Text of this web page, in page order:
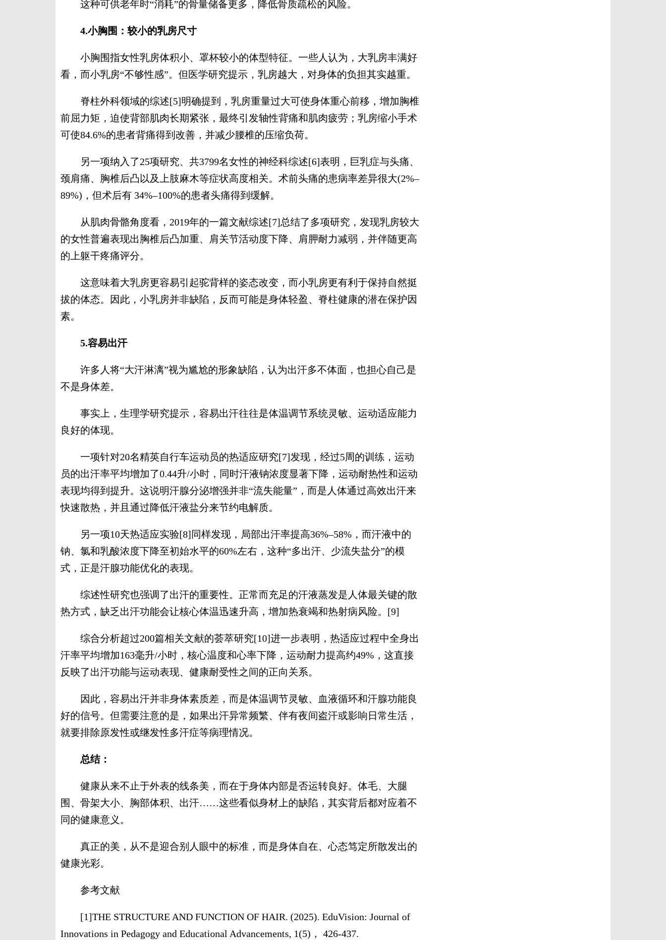
这种可供老年时“消耗”的骨量储备更多，降低骨质疏松的风险。
4.小胸围：较小的乳房尺寸
小胸围指女性乳房体积小、罩杯较小的体型特征。一些人认为，大乳房丰满好
看，而小乳房“不够性感”。但医学研究提示，乳房越大，对身体的负担其实越重。
脊柱外科领域的综述[5]明确提到，乳房重量过大可使身体重心前移，增加胸椎
前屈力矩，迫使背部肌肉长期紧张，最终引发轴性背痛和肌肉疲劳；乳房缩小手术
可使84.6%的患者背痛得到改善，并减少腰椎的压缩负荷。
另一项纳入了25项研究、共3799名女性的神经科综述[6]表明，巨乳症与头痛、
颈肩痛、胸椎后凸以及上肢麻木等症状高度相关。术前头痛的患病率差异很大(2%–
89%)，但术后有 34%–100%的患者头痛得到缓解。
从肌肉骨骼角度看，2019年的一篇文献综述[7]总结了多项研究，发现乳房较大
的女性普遍表现出胸椎后凸加重、肩关节活动度下降、肩胛耐力减弱，并伴随更高
的上躯干疼痛评分。
这意味着大乳房更容易引起驼背样的姿态改变，而小乳房更有利于保持自然挺
拔的体态。因此，小乳房并非缺陷，反而可能是身体轻盈、脊柱健康的潜在保护因
素。
5.容易出汗
许多人将“大汗淋漓”视为尴尬的形象缺陷，认为出汗多不体面，也担心自己是
不是身体差。
事实上，生理学研究提示，容易出汗往往是体温调节系统灵敏、运动适应能力
良好的体现。
一项针对20名精英自行车运动员的热适应研究[7]发现，经过5周的训练，运动
员的出汗率平均增加了0.44升/小时，同时汗液钠浓度显著下降，运动耐热性和运动
表现均得到提升。这说明汗腺分泌增强并非“流失能量”，而是人体通过高效出汗来
快速散热，并且通过降低汗液盐分来节约电解质。
另一项10天热适应实验[8]同样发现，局部出汗率提高36%–58%，而汗液中的
钠、氯和乳酸浓度下降至初始水平的60%左右，这种“多出汗、少流失盐分”的模
式，正是汗腺功能优化的表现。
综述性研究也强调了出汗的重要性。正常而充足的汗液蒸发是人体最关键的散
热方式，缺乏出汗功能会让核心体温迅速升高，增加热衰竭和热射病风险。[9]
综合分析超过200篇相关文献的荟萃研究[10]进一步表明，热适应过程中全身出
汗率平均增加163毫升/小时，核心温度和心率下降，运动耐力提高约49%，这直接
反映了出汗功能与运动表现、健康耐受性之间的正向关系。
因此，容易出汗并非身体素质差，而是体温调节灵敏、血液循环和汗腺功能良
好的信号。但需要注意的是，如果出汗异常频繁、伴有夜间盗汗或影响日常生活，
就要排除原发性或继发性多汗症等病理情况。
总结：
健康从来不止于外表的线条美，而在于身体内部是否运转良好。体毛、大腿
围、骨架大小、胸部体积、出汗……这些看似身材上的缺陷，其实背后都对应着不
同的健康意义。
真正的美，从不是迎合别人眼中的标准，而是身体自在、心态笃定所散发出的
健康光彩。
参考文献
[1]THE STRUCTURE AND FUNCTION OF HAIR. (2025). EduVision: Journal of
Innovations in Pedagogy and Educational Advancements, 1(5)， 426-437.